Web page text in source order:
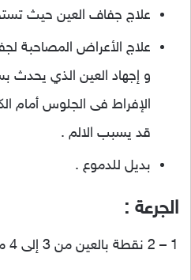
علاج جفاف العين حيث
علاج الأعراض المصاحبة
و إجهاد العين الذي يحدث
الإفراط فى الجلوس أمام
قد يسبب الالم .
بديل للدموع .
الجرعة :
1 – 2 نقطة بالعين من 3 إلى 4 مرات يوميا .